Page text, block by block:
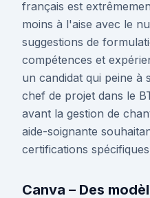
français est
moins à l'aise avec le
suggestions de
compétences et
un candidat qui peine à
chef de projet dans le
avant la gestion de
aide-soignante
certifications
Canva – Des